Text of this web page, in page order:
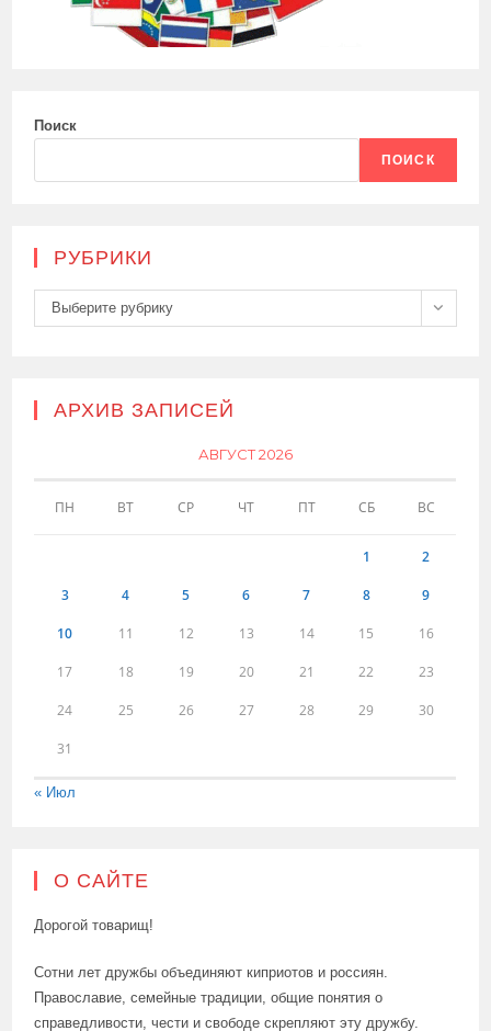
Поиск
ПОИСК
РУБРИКИ
Рубрики
Выберите рубрику
АРХИВ ЗАПИСЕЙ
АВГУСТ 2026
ПН ВТ СР ЧТ ПТ СБ ВС
1 2
3 4 5 6 7 8 9
10 11 12 13 14 15 16
17 18 19 20 21 22 23
24 25 26 27 28 29 30
31
« Июл
О САЙТЕ
Дорогой товарищ!
Сотни лет дружбы объединяют киприотов и россиян.
Православие, семейные традиции, общие понятия о
справедливости, чести и свободе скрепляют эту дружбу.